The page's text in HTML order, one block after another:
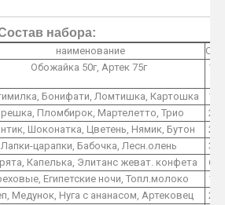
набора:
наименование
O1
Обожайка 50г, Артек 75г
1
Бонифати, Ломтишка, Картошка
1
Пломбирок, Мартелетто, Трио
2
Шоконатка, Цветень, Нямик, Бутон
2
Лапки-царапки, Бабочка, Лесн.олень
3
Капелька, Элитанс жеват. конфета
6
Египетские ночи, Топл.молоко
1
Медунок, Нуга с ананасом, Артековец
2